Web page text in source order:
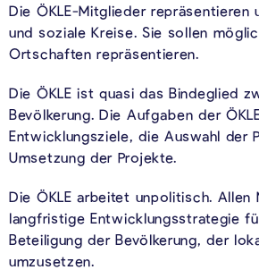
Die ÖKLE-Mitglieder
und soziale Kreise. Sie sollen
Ortschaften repräsentieren.
Die ÖKLE ist quasi das Bindeglied
Bevölkerung. Die Aufgaben der
Entwicklungsziele, die Auswahl der
Umsetzung der Projekte.
Die ÖKLE arbeitet unpolitisch.
langfristige Entwicklungsstrategie
Beteiligung der Bevölkerung, der
umzusetzen.